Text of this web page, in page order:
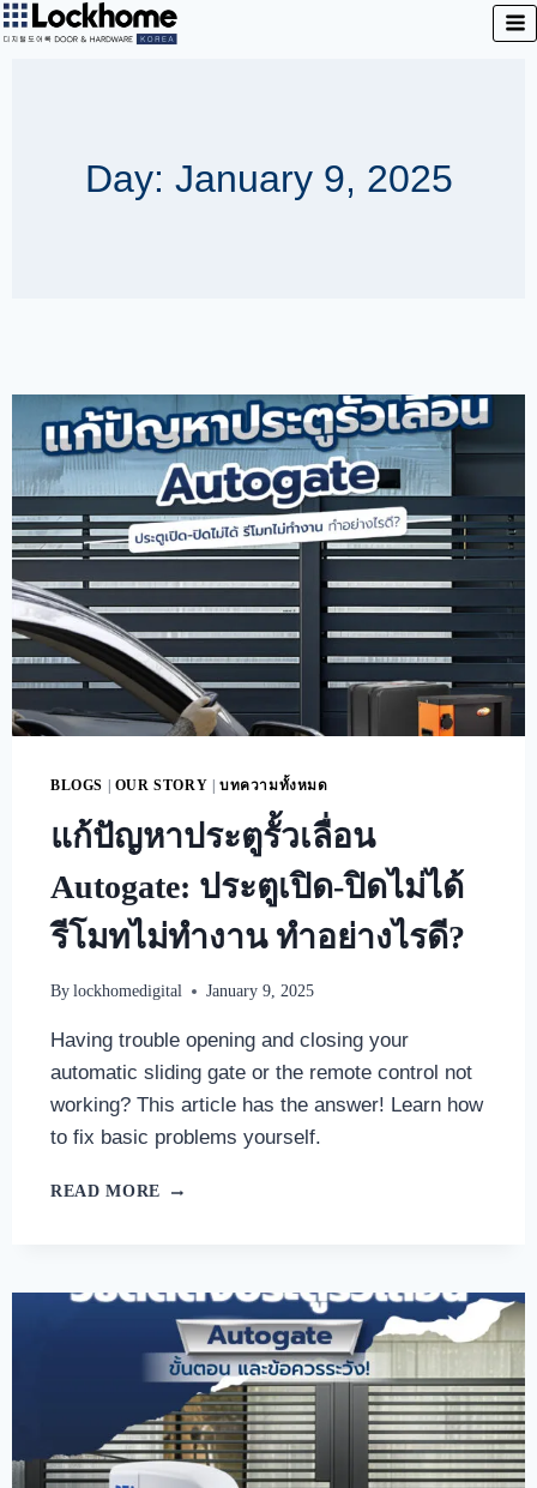
Day: January 9, 2025
BLOGS | OUR STORY | บทความทั้งหมด
แก้ปัญหาประตูรั้วเลื่อน
Autogate: ประตูเปิด-ปิดไม่ได้
รีโมทไม่ทำงาน ทำอย่างไรดี?
By lockhomedigital January 9, 2025
Having trouble opening and closing your
automatic sliding gate or the remote control not
working? This article has the answer! Learn how
to fix basic problems yourself.
READ MORE